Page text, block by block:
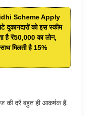
Scheme Apply
दुकानदारों को इस स्कीम
है ₹50,000 का लोन,
मिलती है 15%
दरें बहुत ही आकर्षक हैं: